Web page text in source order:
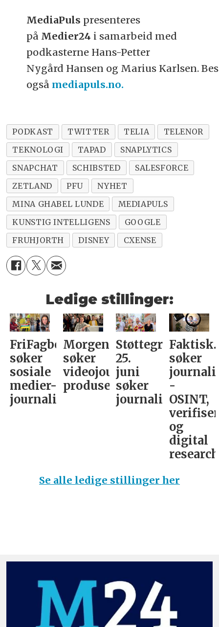
MediaPuls presenteres
på Medier24 i samarbeid med
podkasterne Hans-Petter
Nygård Hansen og Marius Karlsen.
også mediapuls.no.
PODKAST TWITTER TELIA
TELENOR
TEKNOLOGI
TAPAD
SNAPLYTICS
SNAPCHAT
SCHIBSTED
SALESFORCE
ZETLAND
PFU
NYHET
MINA GHABEL LUNDE
MEDIAPULS
KUNSTIG INTELLIGENS
GOOGLE
FRUHJORTH
DISNEY CXENSE
Ledige stillinger:
FriFagbevegelse
søker
sosiale
medier-
journalist
Morgenbladet
søker
videojournalist/podkast-
produsent
Støttegruppa
25.
juni
søker
journalist
søker
-
OSINT,
og
digital
research­
Se alle ledige stillinger her